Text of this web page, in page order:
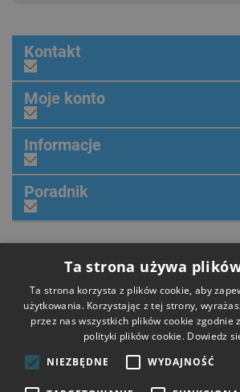
Kontakt
Moje konto
Informacje
Poradnik
Płatności
Ta strona używa
Ta strona korzysta z plików cookie, aby
użytkowania. Korzystając z tej strony,
przez nas wszystkich plików cookie zgodnie
polityki plików cookie. Dowiedz
NIEZBĘDNE
WYDAJNOŚĆ